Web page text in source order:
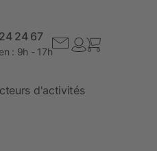
24 67
: 9h - 17h
d'activités